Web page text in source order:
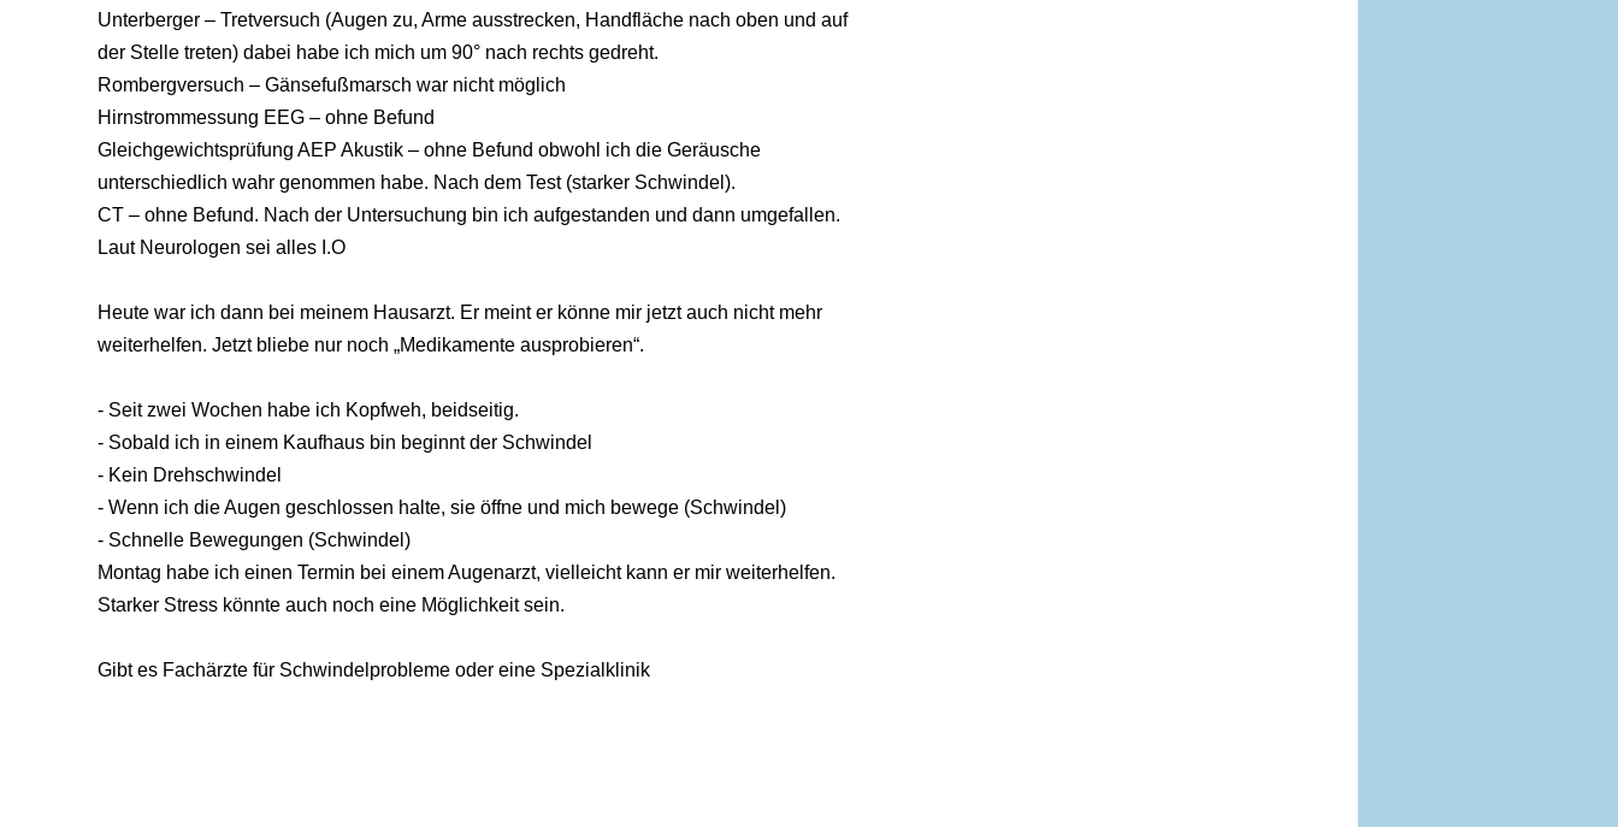
Unterberger – Tretversuch (Augen zu, Arme ausstrecken, Handfläche nach oben und auf
der Stelle treten) dabei habe ich mich um 90° nach rechts gedreht.
Rombergversuch – Gänsefußmarsch war nicht möglich
Hirnstrommessung EEG – ohne Befund
Gleichgewichtsprüfung AEP Akustik – ohne Befund obwohl ich die Geräusche
unterschiedlich wahr genommen habe. Nach dem Test (starker Schwindel).
CT – ohne Befund. Nach der Untersuchung bin ich aufgestanden und dann umgefallen.
Laut Neurologen sei alles I.O
Heute war ich dann bei meinem Hausarzt. Er meint er könne mir jetzt auch nicht mehr
weiterhelfen. Jetzt bliebe nur noch „Medikamente ausprobieren“.
- Seit zwei Wochen habe ich Kopfweh, beidseitig.
- Sobald ich in einem Kaufhaus bin beginnt der Schwindel
- Kein Drehschwindel
- Wenn ich die Augen geschlossen halte, sie öffne und mich bewege (Schwindel)
- Schnelle Bewegungen (Schwindel)
Montag habe ich einen Termin bei einem Augenarzt, vielleicht kann er mir weiterhelfen.
Starker Stress könnte auch noch eine Möglichkeit sein.
Gibt es Fachärzte für Schwindelprobleme oder eine Spezialklinik